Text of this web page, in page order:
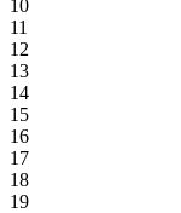
10
11
12
13
14
15
16
17
18
19